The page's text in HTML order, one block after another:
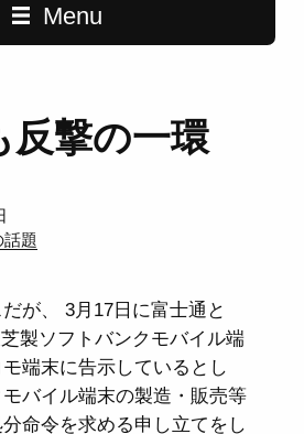
Menu
反撃の一環
題
が、 3月17日に富士通と
製ソフトバンクモバイル端
端末に告示しているとし
バイル端末の製造・販売等
命令を求める申し立てをし